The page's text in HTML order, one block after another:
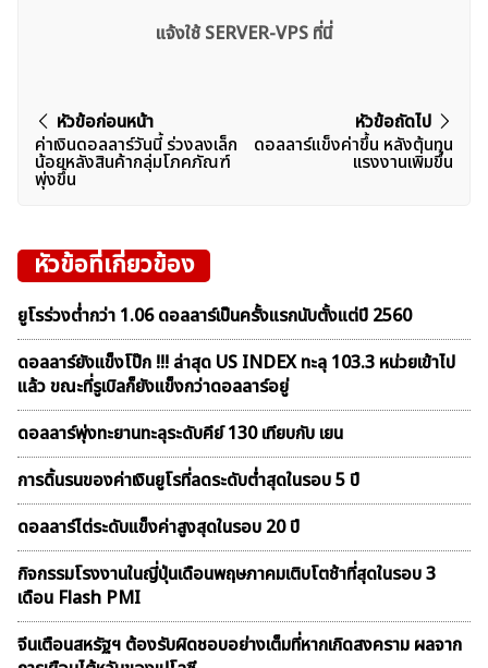
แจ้งใช้ SERVER-VPS ที่นี่
แนะแนว
เรื่อง
หัวข้อก่อนหน้า
ค่าเงินดอลลาร์วันนี้ ร่วงลงเล็ก
น้อยหลังสินค้ากลุ่มโภคภัณฑ์
พุ่งขึ้น
หัวข้อถัดไป
ดอลลาร์แข็งค่าขึ้น หลังต้นทุน
เเรงงานเพิ่มขึ้น
หัวข้อที่เกี่ยวข้อง
ยูโรร่วงต่ำกว่า 1.06 ดอลลาร์เป็นครั้งแรกนับตั้งแต่ปี 2560
ดอลลาร์ยังแข็งโป๊ก !!! ล่าสุด US INDEX ทะลุ 103.3 หน่วยเข้าไป
แล้ว ขณะที่รูเบิลก็ยังแข็งกว่าดอลลาร์อยู่
ดอลลาร์พุ่งทะยานทะลุระดับคีย์ 130 เทียบกับ เยน
การดิ้นรนของค่าเงินยูโรที่ลดระดับต่ำสุดในรอบ 5 ปี
ดอลลาร์ไต่ระดับแข็งค่าสูงสุดในรอบ 20 ปี
กิจกรรมโรงงานในญี่ปุ่นเดือนพฤษภาคมเติบโตช้าที่สุดในรอบ 3
เดือน Flash PMI
จีนเตือนสหรัฐฯ ต้องรับผิดชอบอย่างเต็มที่หากเกิดสงคราม ผลจาก